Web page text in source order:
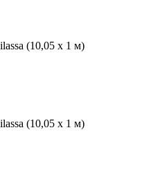
(10,05 х 1 м)
(10,05 х 1 м)